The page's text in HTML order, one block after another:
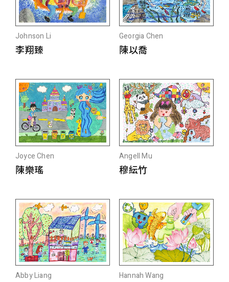
Johnson Li
李翔臻
Georgia Chen
陳以喬
Joyce Chen
陳樂瑤
Angell Mu
穆紜竹
Abby Liang Hannah Wang